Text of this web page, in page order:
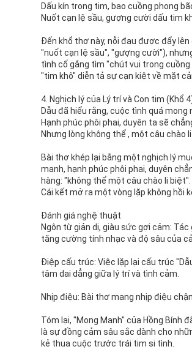
Dấu kín trong tim, bao cuồng phong
Nuốt cạn lệ sầu, gượng cười dấu tim
Đến khổ thơ này, nỗi đau được đẩy
"nuốt cạn lệ sầu", "gượng cười"),
tình cố gắng tìm "chút vui trong
"tim khô" diễn tả sự cạn kiệt về mặt
4. Nghịch lý của Lý trí và Con tim (Khổ
Dẫu đã hiểu rằng, cuộc tình quá mong
Hạnh phúc phôi phai, duyên ta sẽ
Nhưng lòng không thể , một câu chào
Bài thơ khép lại bằng một nghịch lý
manh, hạnh phúc phôi phai, duyên
hàng: "không thể một câu chào li
Cái kết mở ra một vòng lặp không hồi
Đánh giá nghệ thuật
Ngôn từ giản dị, giàu sức gợi cảm:
tăng cường tính nhạc và độ sâu của
Điệp cấu trúc: Việc lặp lại cấu trúc
tâm dai dẳng giữa lý trí và tình cảm.
Nhịp điệu: Bài thơ mang nhịp điệu
Tóm lại, "Mong Manh" của Hồng Bính
là sự đồng cảm sâu sắc dành cho
kẻ thua cuộc trước trái tim si tình.